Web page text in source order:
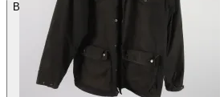
BetalningVia Tradera